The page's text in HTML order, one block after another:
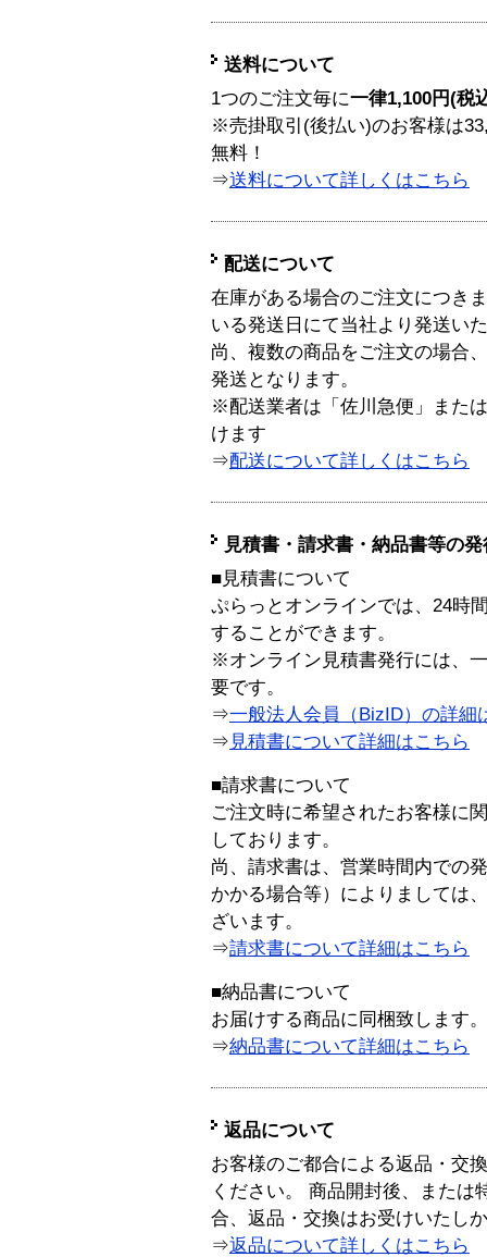
送料について
1つのご注文毎に一律1,100円(税
※売掛取引(後払い)のお客様は
無料！
⇒送料について詳しくはこちら
配送について
在庫がある場合のご注文につき
いる発送日にて当社より発送い
尚、複数の商品をご注文の場合
発送となります。
※配送業者は「佐川急便」また
けます
⇒配送について詳しくはこちら
見積書・請求書・納品書等の
■見積書について
ぷらっとオンラインでは、24時
することができます。
※オンライン見積書発行には、
要です。
⇒一般法人会員（BizID）の詳細
⇒ 見積書について詳細はこちら
■請求書について
ご注文時に希望されたお客様に
しております。
尚、請求書は、営業時間内での
かかる場合等）によりましては
ざいます。
⇒請求書について詳細はこちら
■納品書について
お届けする商品に同梱致します。
⇒納品書について詳細はこちら
返品について
お客様のご都合による返品・交
ください。 商品開封後、または
合、返品・交換はお受けいたし
⇒返品について詳しくはこちら